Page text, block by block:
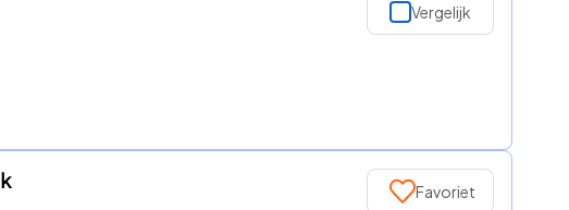
Vergelijk
Favoriet